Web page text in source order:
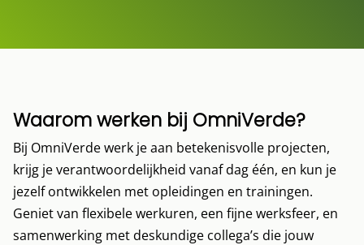
Waarom werken bij OmniVerde?
Bij OmniVerde werk je aan betekenisvolle projecten,
krijg je verantwoordelijkheid vanaf dag één, en kun je
jezelf ontwikkelen met opleidingen en trainingen.
Geniet van flexibele werkuren, een fijne werksfeer, en
samenwerking met deskundige collega’s die jouw